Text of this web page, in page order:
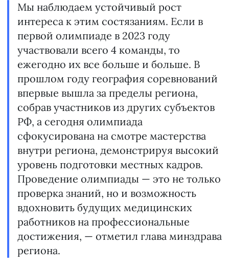
Мы наблюдаем устойчивый рост
интереса к этим состязаниям. Если в
первой олимпиаде в 2023 году
участвовали всего 4 команды, то
ежегодно их все больше и больше. В
прошлом году география соревнований
впервые вышла за пределы региона,
собрав участников из других субъектов
РФ, а сегодня олимпиада
сфокусирована на смотре мастерства
внутри региона, демонстрируя высокий
уровень подготовки местных кадров.
Проведение олимпиады — это не только
проверка знаний, но и возможность
вдохновить будущих медицинских
работников на профессиональные
достижения, — отметил глава минздрава
региона.